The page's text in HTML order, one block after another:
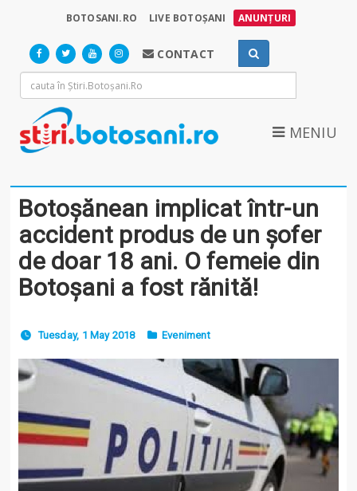
BOTOSANI.RO LIVE BOTOȘANI ANUNȚURI
CONTACT
MENIU
Botoșănean implicat într-un
accident produs de un șofer
de doar 18 ani. O femeie din
Botoșani a fost rănită!
Tuesday, 1 May 2018 Eveniment